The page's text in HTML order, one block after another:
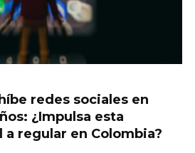
redes sociales en
¿Impulsa esta
regular en Colombia?